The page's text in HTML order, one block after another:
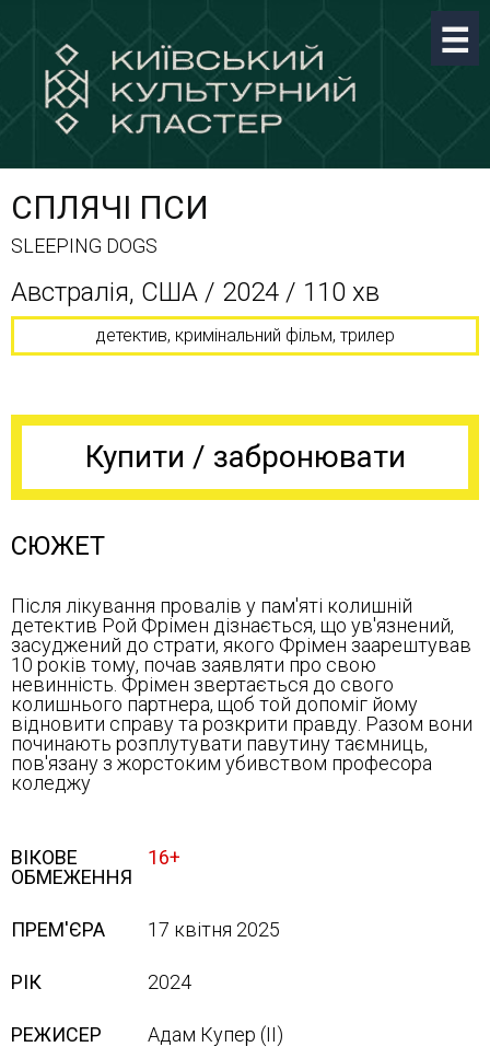
СПЛЯЧІ ПСИ
SLEEPING DOGS
Австралія, США / 2024 / 110 хв
детектив, кримінальний фільм, трилер
Купити / забронювати
СЮЖЕТ
Після лікування провалів у пам'яті колишній
детектив Рой Фрімен дізнається, що ув'язнений,
засуджений до страти, якого Фрімен заарештував
10 років тому, почав заявляти про свою
невинність. Фрімен звертається до свого
колишнього партнера, щоб той допоміг йому
відновити справу та розкрити правду. Разом вони
починають розплутувати павутину таємниць,
пов'язану з жорстоким убивством професора
коледжу
ВІКОВЕ
ОБМЕЖЕННЯ
16+
ПРЕМ'ЄРА 17 квітня 2025
РІК 2024
РЕЖИСЕР Адам Купер (ІІ)